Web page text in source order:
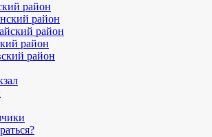
район
район
район
район
район